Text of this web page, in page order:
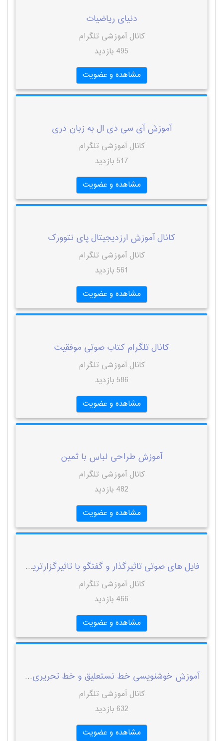
دنیای ریاضیات
کانال آموزشی تلگرام
495 بازدید
مشاهده و عضویت
آموزش آی سی دی ال به زبان دری
کانال آموزشی تلگرام
517 بازدید
مشاهده و عضویت
کانال آموزش ارزدیجیتال پای نتوورک
کانال آموزشی تلگرام
561 بازدید
مشاهده و عضویت
کانال تلگرام کتاب صوتی موفقیت
کانال آموزشی تلگرام
586 بازدید
مشاهده و عضویت
آموزش طراحی لباس با ثمین
کانال آموزشی تلگرام
482 بازدید
مشاهده و عضویت
فایل های صوتی تاثیرگذار و گفتگو با تاثیرگزارترین افراد تجارت و کسب و کار
کانال آموزشی تلگرام
466 بازدید
مشاهده و عضویت
آموزش خوشنویسی خط نستعلیق و خط تحریری به صورت کاملا رایگان
کانال آموزشی تلگرام
632 بازدید
مشاهده و عضویت